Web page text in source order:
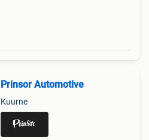
Prinsor Automotive
Kuurne